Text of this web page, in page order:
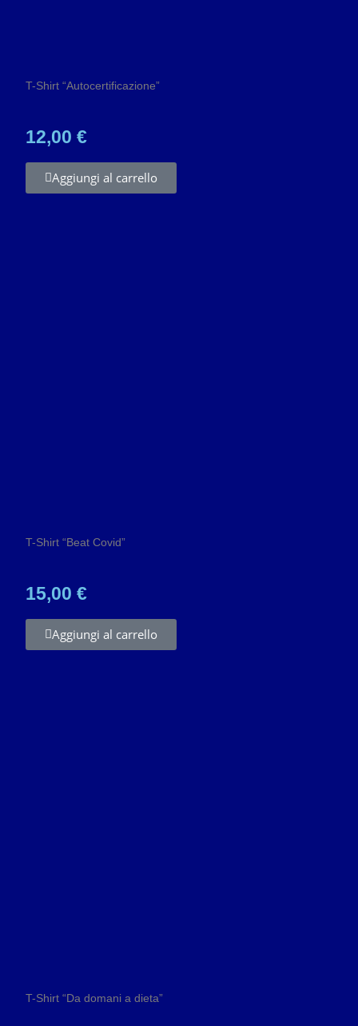
T-Shirt “Autocertificazione”
12,00 €
Aggiungi al carrello
T-Shirt “Beat Covid”
15,00 €
Aggiungi al carrello
T-Shirt “Da domani a dieta”